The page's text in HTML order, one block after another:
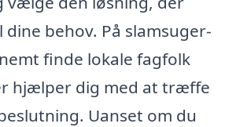
behov. På slamsuger-
finde lokale fagfolk
hjælper dig med at træffe
Uanset om du